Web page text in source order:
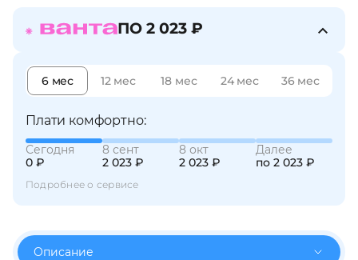
ПО 2 023 ₽
6 мес 12 мес 18 мес 24 мес 36 мес
Плати комфортно:
Сегодня
0 ₽
8 сент
2 023 ₽
8 окт
2 023 ₽
Далее
по 2 023 ₽
Подробнее о сервисе
Описание
недели
8 800 302-02-51